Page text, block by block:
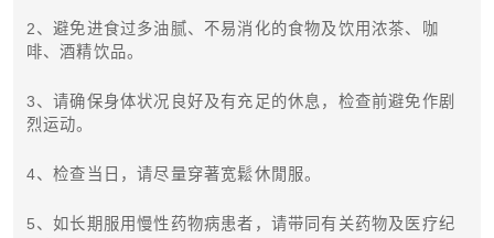
2、避免进食过多油腻、不易消化的食物及饮用浓茶、咖
啡、酒精饮品。
3、请确保身体状况良好及有充足的休息，检查前避免作剧
烈运动。
4、检查当日，请尽量穿著宽鬆休閒服。
5、如长期服用慢性药物病患者，请带同有关药物及医疗纪